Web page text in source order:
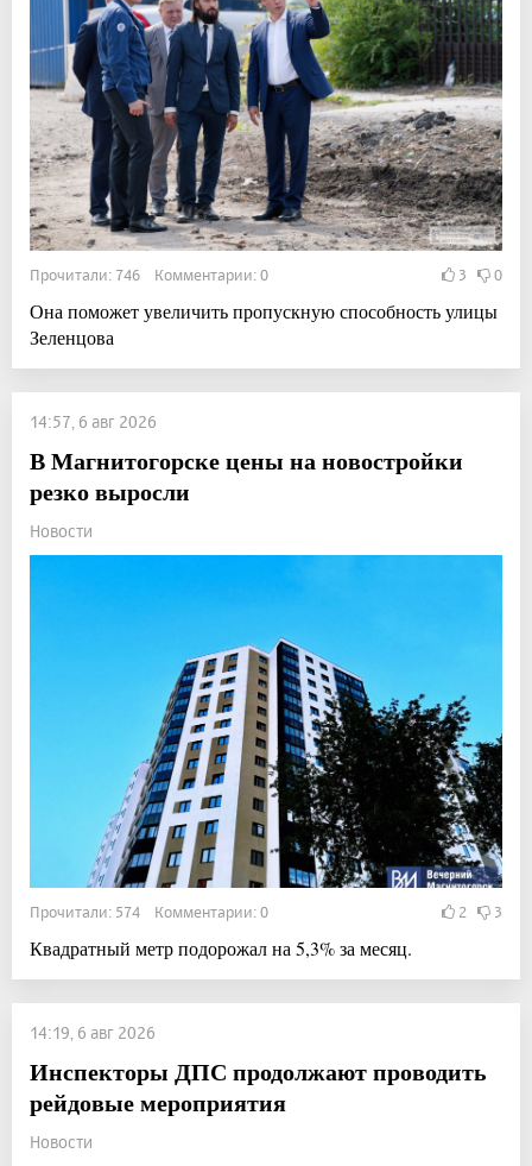
Прочитали: 746 Комментарии: 0 3 0
Она поможет увеличить пропускную способность улицы
Зеленцова
14:57, 6 авг 2026
В Магнитогорске цены на новостройки
резко выросли
Новости
Прочитали: 574 Комментарии: 0 2 3
Квадратный метр подорожал на 5,3% за месяц.
14:19, 6 авг 2026
Инспекторы ДПС продолжают проводить
рейдовые мероприятия
Новости